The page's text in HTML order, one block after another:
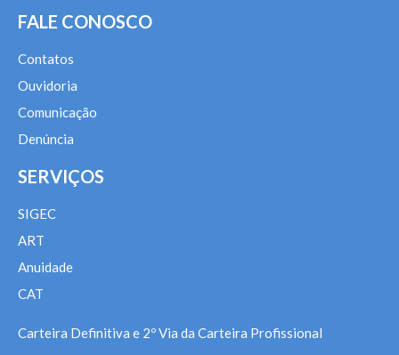
FALE CONOSCO
Contatos
Ouvidoria
Comunicação
Denúncia
SERVIÇOS
SIGEC
ART
Anuidade
CAT
Carteira Definitiva e 2º Via da Carteira Profissional